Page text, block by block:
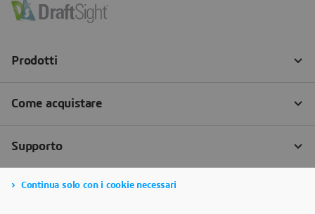
Continua solo con i cookie necessari